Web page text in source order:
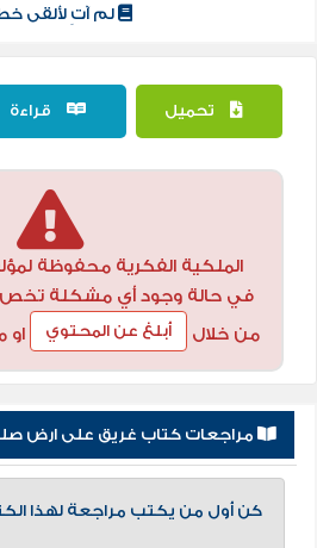
لم آتِ لألقى
تحميل قراءة
الملكية الفكرية محفوظة
في حالة وجود أي مشكلة تخص
من خلال
أبلغ عن المحتوي او
مراجعات كتاب غريق على ارض
كن أول من يكتب مراجعة لهذا